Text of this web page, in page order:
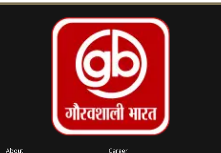
शामिल थे।
अमेरिकी वकील
Jeanine Pirroने कहा कि यह दस्तावेज
पूरी तरह स्पष्ट है और इसमें किसी तरह की अस्पष्टता नहीं है।
उनके अनुसार, यह सीधे तौर पर राष्ट्रपति की हत्या की
साजिश का संकेत देता है।
दस्तावेज में आरोपी ने कुछ तथाकथित “नियम” भी तय किए
थे। उसने लिखा किUnited States Secret Service
के अधिकारियों को केवल आवश्यकता पड़ने पर ही निशाना
About
Career